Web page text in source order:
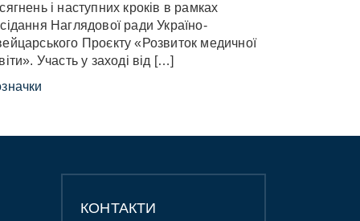
і наступних кроків в рамках
Наглядової ради Україно-
Проєкту «Розвиток медичної
Участь у заході від […]
КОНТАКТИ